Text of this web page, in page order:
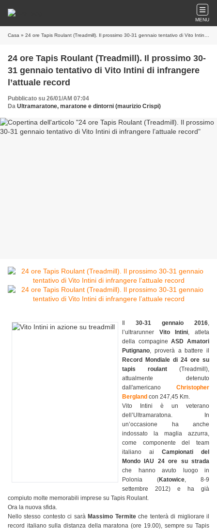
MENU
Casa » 24 ore Tapis Roulant (Treadmill). Il prossimo 30-31 gennaio tentativo di Vito Intini di infrangere l’attuale record
24 ore Tapis Roulant (Treadmill). Il prossimo 30-
31 gennaio tentativo di Vito Intini di infrangere
l’attuale record
Pubblicato su 26/01/AM 07:04
Da Ultramaratone, maratone e dintorni (maurizio Crispi)
30-31 gennaio 2016,
l’ultrarunner Vito Intini, atleta
della compagineASD Amatori
Putignano, proverà a battere il
Record Mondiale di 24 ore su
tapis roulant (Treadmill),
attualmente detenuto
dall'americano Christopher
Bergland con 247,45 Km.
Vito Intini è un veterano
dell’Ultramaratona. In
un’occasione ha anche
indossato la maglia azzurra,
come componente del team
italiano ai Campionati del
Mondo IAU 24 ore su strada
che hanno avuto luogo in
Polonia (Katowice, 8-9
settembre 2012) e ha già
compiuto molte memorabili imprese su Tapis Roulant.
Ora la nuova sfida.
Nello stesso contesto ci sarà Massimo Termiteche tenterà di migliorare il
record italiano sulla distanza della maratona (ore 19.00), sempre su Tapis